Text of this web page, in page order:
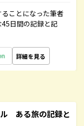
ことになった筆者
日間の記録と記
詳細を見る
ある旅の記録と